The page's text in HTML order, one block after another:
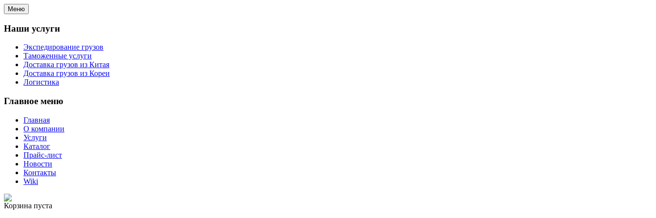
Меню
Наши услуги
Экспедирование грузов
Таможенные услуги
Доставка грузов из Китая
Доставка грузов из Кореи
Логистика
Главное меню
Главная
О компании
Услуги
Каталог
Прайс-лист
Новости
Контакты
Wiki
Корзина пуста